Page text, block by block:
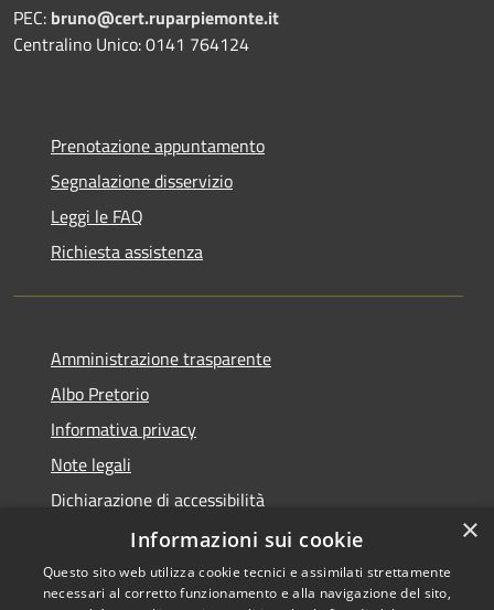
PEC: bruno@cert.ruparpiemonte.it
Centralino Unico: 0141 764124
Prenotazione appuntamento
Segnalazione disservizio
Leggi le FAQ
Richiesta assistenza
Amministrazione trasparente
Albo Pretorio
Informativa privacy
Note legali
Dichiarazione di accessibilità
×
Informazioni sui cookie
Questo sito web utilizza cookie tecnici e assimilati strettamente
necessari al corretto funzionamento e alla navigazione del sito,